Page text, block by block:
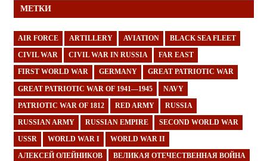
МЕТКИ
AIR FORCE ARTILLERY AVIATION BLACK SEA FLEET
CIVIL WAR CIVIL WAR IN RUSSIA FAR EAST
FIRST WORLD WAR GERMANY GREAT PATRIOTIC WAR
GREAT PATRIOTIC WAR OF 1941—1945 NAVY
PATRIOTIC WAR OF 1812 RED ARMY RUSSIA
RUSSIAN ARMY RUSSIAN EMPIRE SECOND WORLD WAR
USSR WORLD WAR I WORLD WAR II
АЛЕКСЕЙ ОЛЕЙНИКОВ ВЕЛИКАЯ ОТЕЧЕСТВЕННАЯ ВОЙНА